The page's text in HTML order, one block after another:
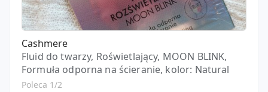
Cashmere
Fluid do twarzy, Roświetlający, MOON BLINK,
Formuła odporna na ścieranie, kolor: Natural
Poleca 1/2